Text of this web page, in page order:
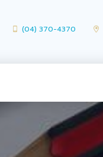
(04) 370-4370